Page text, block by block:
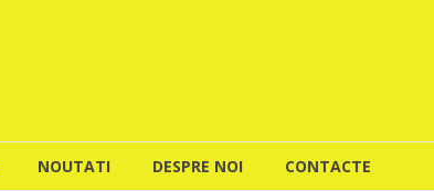
NOUTATI DESPRE NOI CONTACTE